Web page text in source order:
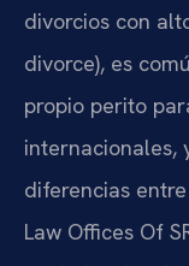
divorcios con
divorce), es
propio perito
internacionales,
diferencias
Law Offices Of